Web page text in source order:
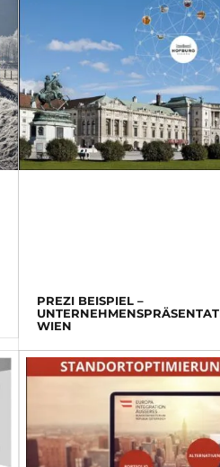
PREZI BEISPIEL –
WIEN